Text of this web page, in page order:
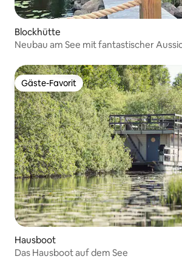
Blockhütte
Neubau am See mit fantastischer
Gäste-Favorit
Gäste-Favorit
Hausboot
Das Hausboot auf dem See